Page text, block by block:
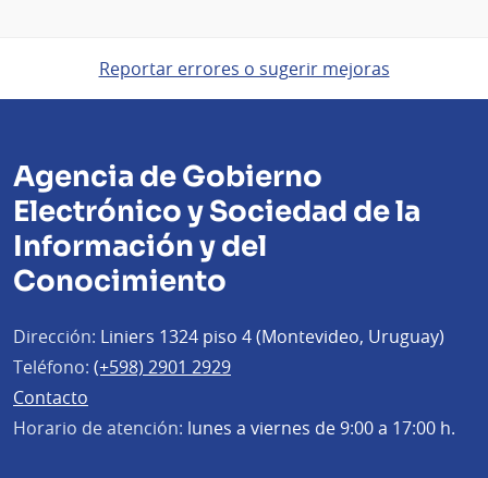
Reportar errores o sugerir mejoras
Agencia de Gobierno
Electrónico y Sociedad de la
Información y del
Conocimiento
Dirección: Liniers 1324 piso 4 (Montevideo, Uruguay)
Teléfono: (+598) 2901 2929
Contacto
Horario de atención: lunes a viernes de 9:00 a 17:00 h.